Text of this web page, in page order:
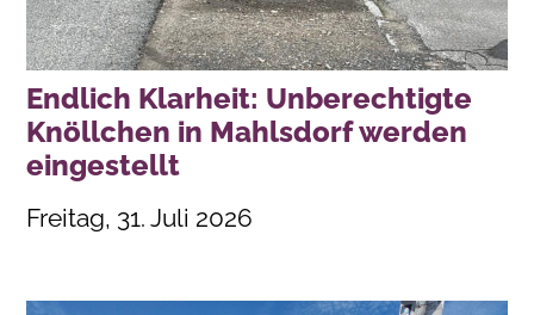
Endlich Klarheit: Unberechtigte
Knöllchen in Mahlsdorf werden
eingestellt
Freitag, 31. Juli 2026